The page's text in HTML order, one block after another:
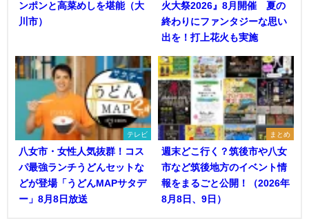
ンポンと高菜めしを堪能（大
川市）
火大祭2026』8月開催 夏の
終わりにファンタジーな思い
出を！打上花火も実施
テレビ
八女市・女性人気抜群！コス
パ最強ランチうどんセットな
どが登場「うどんMAPサタデ
ー」8月8日放送
まとめ
週末どこ行く？筑後市や八女
市など筑後地方のイベント情
報をまるごと公開！（2026年
8月8日、9日）